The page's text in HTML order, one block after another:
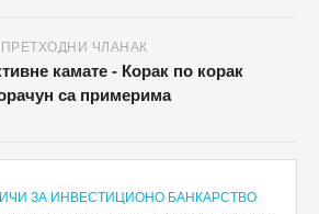
ПРЕТХОДНИ ЧЛАНАК
камате - Корак по корак
са примерима
ЗА ИНВЕСТИЦИОНО БАНКАРСТВО